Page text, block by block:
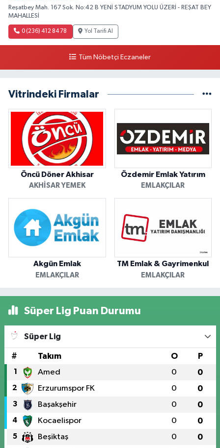
Reşatbey Mah. 167 Sok. No:42 B YENİ STADYUM YOLU ÜZERİ - REŞAT BEY
MAHALLESİ
0 (236) 412 84 78 Yol Tarifi Al
Tüm Nöbetçi Eczaneler
Vitrindeki Firmalar
Öncü Döner Akhisar
AKHISAR YEMEK
Özdemir Emlak Yatırım
EMLAKÇILAR
Akgün Emlak
EMLAKÇILAR
TM Emlak & Gayrimenkul
EMLAKÇILAR
Süper Lig Puan Durumu
Süper Lig
# Takım O P
1 Amed 0 0
2 Erzurumspor FK 0 0
3 Başakşehir 0 0
4 Kocaelispor 0 0
5 Beşiktaş 0 0